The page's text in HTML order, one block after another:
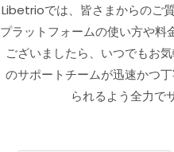
Libetrioでは、皆さまからのご
プラットフォームの使い方や料
ございましたら、いつでもお
のサポートチームが迅速かつ
られるよう全力で